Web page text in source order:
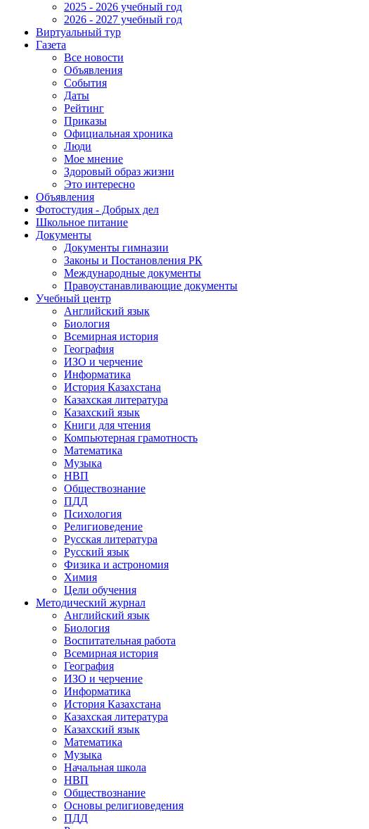
2025 - 2026 учебный год
2026 - 2027 учебный год
Виртуальный тур
Газета
Все новости
Объявления
События
Даты
Рейтинг
Приказы
Официальная хроника
Люди
Мое мнение
Здоровый образ жизни
Это интересно
Объявления
Фотостудия - Добрых дел
Школьное питание
Документы
Документы гимназии
Законы и Постановления РК
Международные документы
Правоустанавливающие документы
Учебный центр
Английский язык
Биология
Всемирная история
География
ИЗО и черчение
Информатика
История Казахстана
Казахская литература
Казахский язык
Книги для чтения
Компьютерная грамотность
Математика
Музыка
НВП
Обществознание
ПДД
Психология
Религиоведение
Русская литература
Русский язык
Физика и астрономия
Химия
Цели обучения
Методический журнал
Английский язык
Биология
Воспитательная работа
Всемирная история
География
ИЗО и черчение
Информатика
История Казахстана
Казахская литература
Казахский язык
Математика
Музыка
Начальная школа
НВП
Обществознание
Основы религиоведения
ПДД